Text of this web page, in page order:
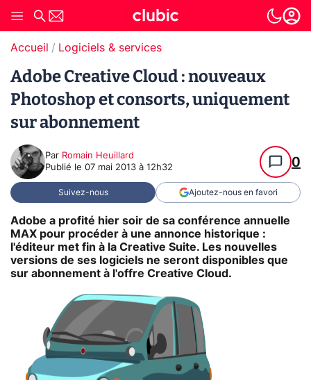
Accueil Logiciels & services
Adobe Creative Cloud : nouveaux
Photoshop et consorts, uniquement
sur abonnement
Par Romain Heuillard
Publié le 07 mai 2013 à 12h32 0
Suivez-nous Ajoutez-nous en favori
Adobe a profité hier soir de sa conférence annuelle
MAX pour procéder à une annonce historique :
l'éditeur met fin à la Creative Suite. Les nouvelles
versions de ses logiciels ne seront disponibles que
sur abonnement à l'offre Creative Cloud.